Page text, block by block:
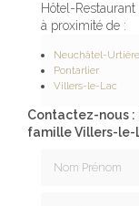
Hôtel-
à proximité de :
Neuchâtel-Urtière
Pontarlier
Villers-le-Lac
Contactez-nous
famille Villers-le-